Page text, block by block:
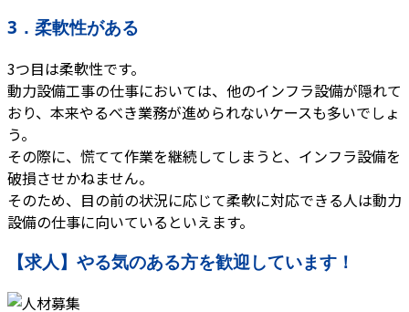
3．柔軟性がある
3つ目は柔軟性です。
動力設備工事の仕事においては、他のインフラ設備が隠れて
おり、本来やるべき業務が進められないケースも多いでしょ
う。
その際に、慌てて作業を継続してしまうと、インフラ設備を
破損させかねません。
そのため、目の前の状況に応じて柔軟に対応できる人は動力
設備の仕事に向いているといえます。
【求人】やる気のある方を歓迎しています！